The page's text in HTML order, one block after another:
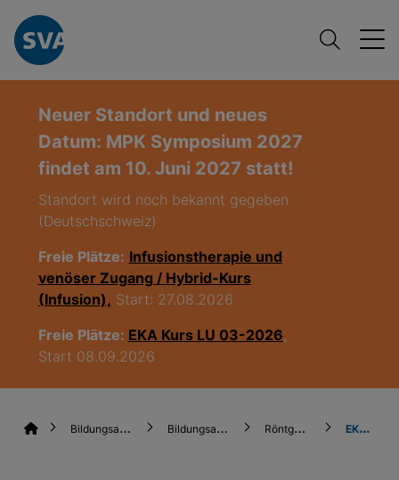
Neuer Standort und neues
Datum: MPK Symposium 2027
findet am 10. Juni 2027 statt!
Standort wird noch bekannt gegeben
(Deutschschweiz)
Freie Plätze: Infusionstherapie und
venöser Zugang / Hybrid-Kurs
(Infusion), Start: 27.08.2026
Freie Plätze: EKA Kurs LU 03-2026,
Start 08.09.2026
B
ildungsangebote B
ildungsangebote R
öntgenkurse E
KA Kurs